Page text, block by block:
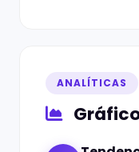
ANALÍTICAS